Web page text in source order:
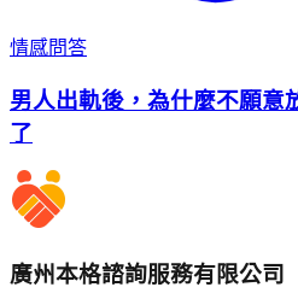
情感問答
男人出軌後，為什麼不願意
了
廣州本格諮詢服務有限公司